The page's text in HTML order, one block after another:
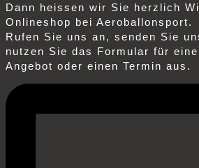
Dann heissen wir Sie herzlich
Onlineshop bei Aeroballonsport.
Rufen Sie uns an, senden Sie
nutzen Sie das Formular für
Angebot oder einen Termin aus.